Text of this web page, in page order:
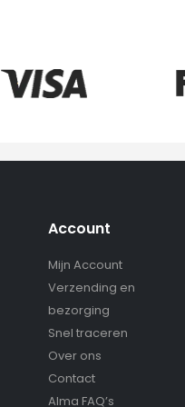
Account
Mijn Account
Verzending en
bezorging
Snel traceren
Over ons
Contact
Alma FAQ’s